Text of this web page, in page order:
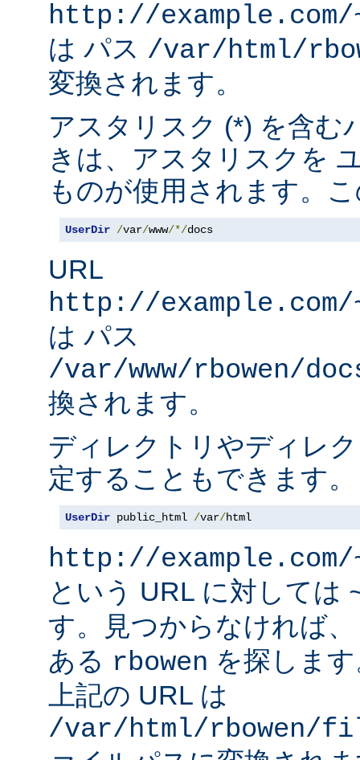
http://
は パス /var/html/
変換されます。
アスタリスク (*) を含む
きは、アスタリスクを
ものが使用されます。
UserDir /var/www/*/docs
URL
http://
は パス
/var/www/rbowen/
換されます。
ディレクトリやディレ
定することもできます。
UserDir public_html /var/html
http://
という URL に対しては
す。見つからなければ
ある rbowen を探しま
上記の URL は
/var/html/rbowen/